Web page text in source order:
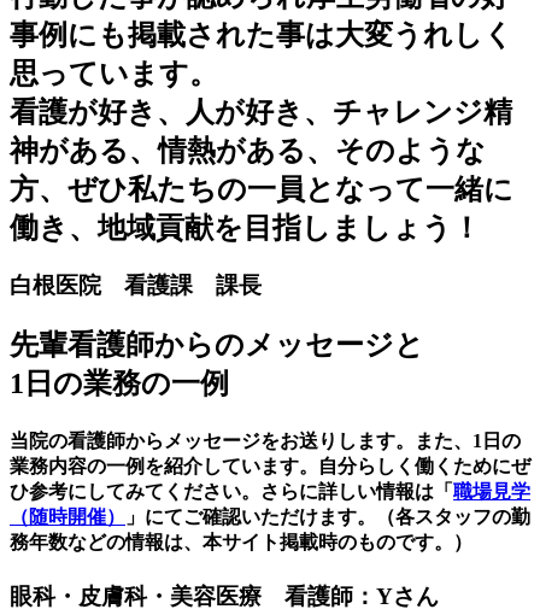
事例にも掲載された事は大変うれしく
思っています。
看護が好き、人が好き、チャレンジ精
神がある、情熱がある、そのような
方、ぜひ私たちの一員となって一緒に
働き、地域貢献を目指しましょう！
白根医院 看護課 課長
先輩看護師からのメッセージと
1日の業務の一例
当院の看護師からメッセージをお送りします。また、1日の
業務内容の一例を紹介しています。自分らしく働くためにぜ
ひ参考にしてみてください。さらに詳しい情報は「 職場見学
（随時開催）
」にてご確認いただけます。（各スタッフの勤
務年数などの情報は、本サイト掲載時のものです。）
眼科・皮膚科・美容医療 看護師：Yさん